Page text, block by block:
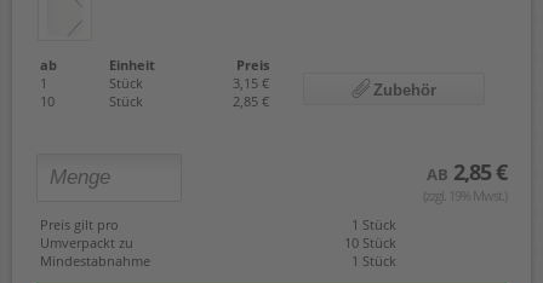
ab Einheit
Preis
1
Stück
3,15 €
10
Stück 2,85 €
Zubehör
AB 2,85 €
(zzgl. 19% Mwst.)
Preis gilt pro
1 Stück
Umverpackt zu
10 Stück
Mindestabnahme
1 Stück